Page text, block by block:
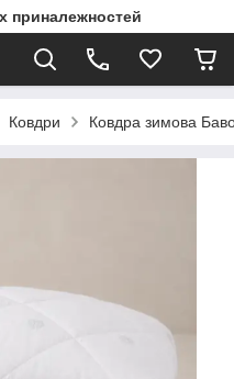
приналежностей
Ковдри Ковдра зимова